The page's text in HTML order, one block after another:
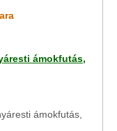
ámokfutás,